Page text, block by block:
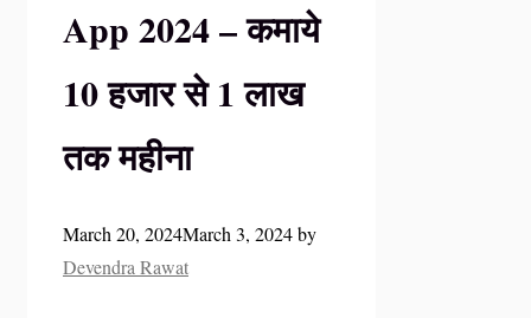
App 2024 – कमाये
10 हजार से 1 लाख
तक महीना
March 20, 2024March 3, 2024by
Devendra Rawat